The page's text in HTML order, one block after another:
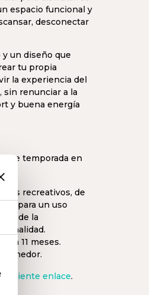
espacio funcional y
desconectar
un diseño que
tu propia
la experiencia del
renunciar a la
y buena energía
de temporada en
recreativos, de
para un uso
de la
finalidad.
11 meses.
Tenedor.
siguiente enlace.